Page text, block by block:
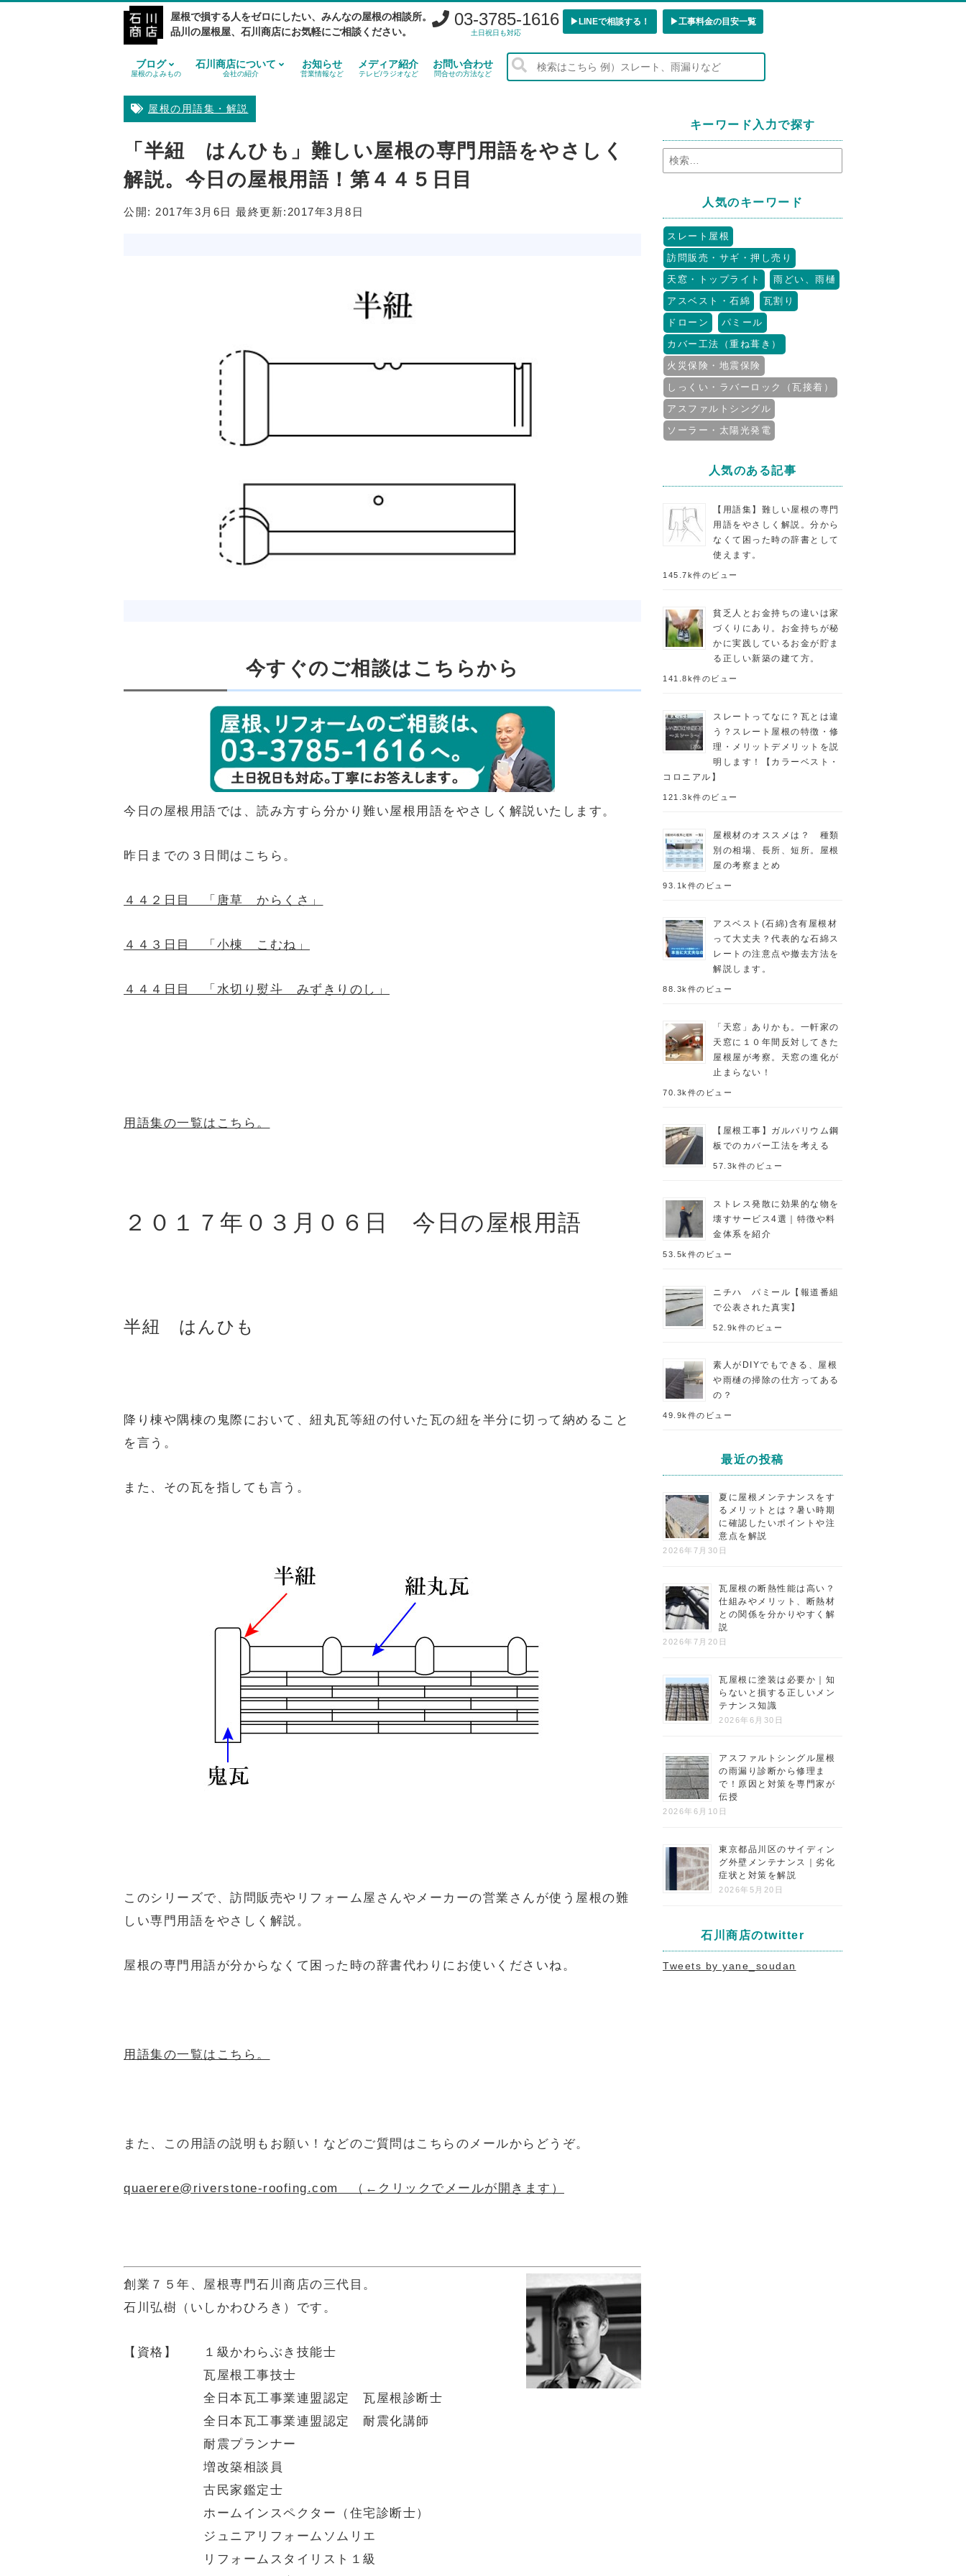
屋根で損する人をゼロにしたい、みんなの屋根の相談所。
品川の屋根屋、石川商店にお気軽にご相談ください。
03-3785-1616
土日祝日も対応
▶︎LINEで相談する！ ▶︎工事料金の目安一覧
ブログ
屋根のよみもの
石川商店について
会社の紹介
お知らせ
営業情報など
メディア紹介
テレビ/ラジオなど
お問い合わせ
問合せの方法など
屋根の用語集・解説
「半紐 はんひも」難しい屋根の専門用語をやさしく
解説。今日の屋根用語！第４４５日目
公開: 2017年3月6日 最終更新: 2017年3月8日
今すぐのご相談はこちらから
今日の屋根用語では、読み方すら分かり難い屋根用語をやさしく解説いたします。
昨日までの３日間はこちら。
４４２日目 「唐草 からくさ」
４４３日目 「小棟 こむね」
４４４日目 「水切り熨斗 みずきりのし」
用語集の一覧はこちら。
２０１７年０３月０６ 日 今日の屋根用語
半紐 はんひも
降り棟や隅棟の鬼際において、紐丸瓦等紐の付いた瓦の紐を半分に切って納めること
を言う。
また、その瓦を指しても言う。
このシリーズで、訪問販売やリフォーム屋さんやメーカーの営業さんが使う屋根の難
しい専門用語をやさしく解説。
屋根の専門用語が分からなくて困った時の辞書代わりにお使いくださいね。
用語集の一覧はこちら。
また、この用語の説明もお願い！などのご質問はこちらのメールからどうぞ。
quaerere@riverstone-roofing.com （←クリックでメールが開きます）
創業７５年、屋根専門石川商店の三代目。
石川弘樹（いしかわひろき）です。
【資格】 １級かわらぶき技能士
瓦屋根工事技士
全日本瓦工事業連盟認定 瓦屋根診断士
全日本瓦工事業連盟認定 耐震化講師
耐震プランナー
増改築相談員
古民家鑑定士
ホームインスペクター（住宅診断士）
ジュニアリフォームソムリエ
リフォームスタイリスト１級
キーワード入力で探す
人気のキーワード
スレート屋根
訪問販売・サギ・押し売り
天窓・トップライト
雨どい、雨樋
アスベスト・石綿
瓦割り
ドローン
パミール
カバー工法（重ね葺き）
火災保険・地震保険
しっくい・ラバーロック（瓦接着）
アスファルトシングル
ソーラー・太陽光発電
人気のある記事
【用語集】難しい屋根の専門
用語をやさしく解説。分から
なくて困った時の辞書として
使えます。
145.7k件のビュー
貧乏人とお金持ちの違いは家
づくりにあり。お金持ちが秘
かに実践しているお金が貯ま
る正しい新築の建て方。
141.8k件のビュー
スレートってなに？瓦とは違
う？スレート屋根の特徴・修
理・メリットデメリットを説
明します！【カラーベスト・
コロニアル】
121.3k件のビュー
屋根材のオススメは？ 種類
別の相場、長所、短所。屋根
屋の考察まとめ
93.1k件のビュー
アスベスト(石綿)含有屋根材
って大丈夫？代表的な石綿ス
レートの注意点や撤去方法を
解説します。
88.3k件のビュー
「天窓」ありかも。一軒家の
天窓に１０年間反対してきた
屋根屋が考察。天窓の進化が
止まらない！
70.3k件のビュー
【屋根工事】ガルバリウム鋼
板でのカバー工法を考える
57.3k件のビュー
ストレス発散に効果的な物を
壊すサービス4選｜特徴や料
金体系を紹介
53.5k件のビュー
ニチハ パミール【報道番組
で公表された真実】
52.9k件のビュー
素人がDIYでもできる、屋根
や雨樋の掃除の仕方ってある
の？
49.9k件のビュー
最近の投稿
夏に屋根メンテナンスをす
るメリットとは？暑い時期
に確認したいポイントや注
意点を解説
2026年7月30日
瓦屋根の断熱性能は高い？
仕組みやメリット、断熱材
との関係を分かりやすく解
説
2026年7月20日
瓦屋根に塗装は必要か｜知
らないと損する正しいメン
テナンス知識
2026年6月30日
アスファルトシングル屋根
の雨漏り診断から修理ま
で！原因と対策を専門家が
伝授
2026年6月10日
東京都品川区のサイディン
グ外壁メンテナンス｜劣化
症状と対策を解説
2026年5月20日
石川商店のtwitter
Tweets by yane_soudan